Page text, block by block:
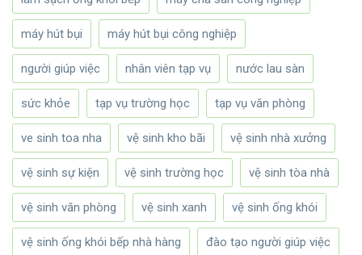
máy hút bụi máy hút bụi công nghiệp
người giúp việc nhân viên tạp vụ nước lau sàn
sức khỏe tạp vụ trường học tạp vụ văn phòng
ve sinh toa nha vệ sinh kho bãi vệ sinh nhà xưởng
vệ sinh sự kiện vệ sinh trường học vệ sinh tòa nhà
vệ sinh văn phòng vệ sinh xanh vệ sinh ống khói
vệ sinh ống khói bếp nhà hàng đào tạo người giúp việc